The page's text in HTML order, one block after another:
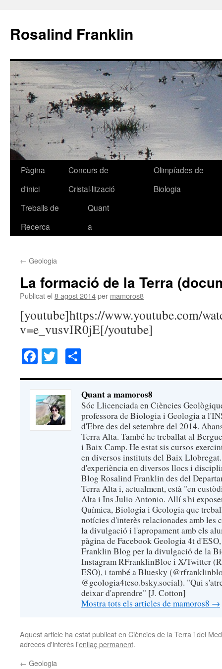
Rosalind Franklin
Vés
contingut
Pàgina
d'inici
Concurs de
Cristal·lització
Olimpíades de
Biologia
Treballs de
Recerca
Quant
a
← Geologia
La formació de la Terra
Publicat el 8 agost 2014per mamoros8
[youtube]https://www.youtube.com/
v=e_vusvIR0jE[/youtube]
Facebook
Twitter
Quant a mamoros8
Sóc Llicenciada en Ciències
professora de Biologia i Geologia a
d'Ebre des del setembre del 2014.
Terra Alta. També he treballat al
i Baix Camp. He estat sis cursos
en diversos instituts del Baix
d'experiència en diversos llocs i
Blog Rosalind Franklin des del
Terra Alta i, actualment, està "en
Alta i Ins Julio Antonio. Allí s'hi
Química, Biologia i Geologia que
notícies d'interès relacionades amb les
la divulgació i l'apropament amb els
pàgina de Facebook Geologia 4t
Franklin Blog per la divulgació de la
Instagram RFranklinBloc i X/Twitter
ESO), i també a Bluesky
@geologia4teso.bsky.social). "Qui
deixar d'aprendre" [J. Cotton]
Mostra tots els articles de mamoros8 →
Aquest article ha estat publicat en Ciències de la Terra i del
adreces d'interès l'enllaç permanent.
← Geologia